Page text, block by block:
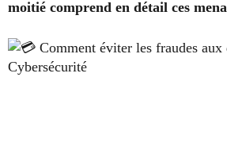
moitié comprend en détail ces